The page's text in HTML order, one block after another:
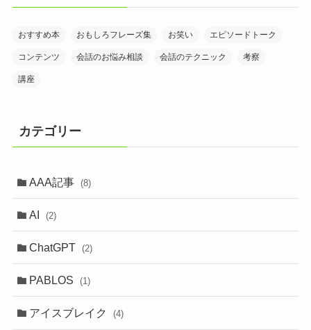
おすすめ本 おもしろフレーズ集 お笑い エピソードトーク
コンテンツ 会話のお悩み相談 会話のテクニック 考察
講座
カテゴリー
AAA記事 (8)
AI (2)
ChatGPT (2)
PABLOS (1)
アイスブレイク (4)